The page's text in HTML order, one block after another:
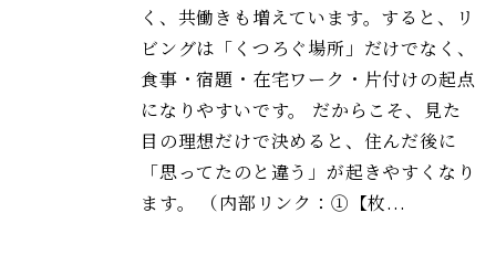
く、共働きも増えています。すると、リ
ビングは「くつろぐ場所」だけでなく、
食事・宿題・在宅ワーク・片付けの起点
になりやすいです。 だからこそ、見た
目の理想だけで決めると、住んだ後に
「思ってたのと違う」が起きやすくなり
ます。 （内部リンク：①【枚...